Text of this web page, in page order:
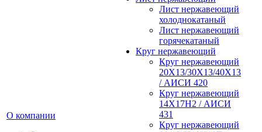
О компании
Лист нержавеющий
холоднокатаный
Лист нержавеющий
горячекатаный
Круг нержавеющий
Круг нержавеющий
20Х13/30Х13/40Х13
/ АИСИ 420
Круг нержавеющий
14Х17Н2 / АИСИ
431
Круг нержавеющий